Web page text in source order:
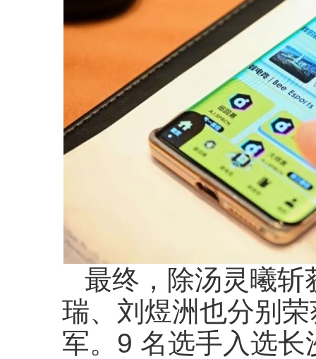
最终，除汤灵曦斩
瑞、刘煜洲也分别
军。9 名选手入选长